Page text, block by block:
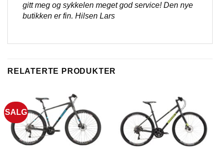
gitt meg og sykkelen meget god service! Den nye
butikken er fin. Hilsen Lars
RELATERTE PRODUKTER
SALG